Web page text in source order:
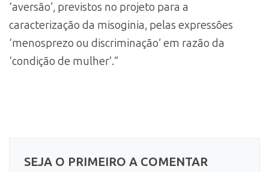
‘aversão’, previstos no projeto para a
caracterização da misoginia, pelas expressões
‘menosprezo ou discriminação’ em razão da
‘condição de mulher’.”
SEJA O PRIMEIRO A COMENTAR